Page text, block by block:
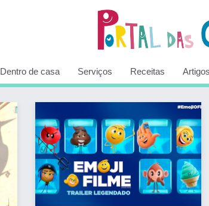
Dentro de casa Serviços Receitas Artigos